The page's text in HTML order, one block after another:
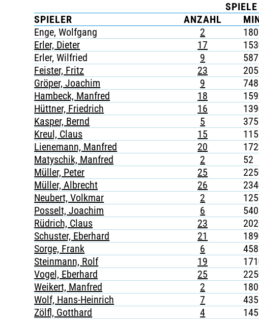
SPIELE
SPIELER
ANZAHL
Enge, Wolfgang
2 180
Erler, Dieter
17
Erler, Wilfried
9 587
Feister, Fritz
23
Gröper, Joachim
9 748
Hambeck, Manfred
18
Hüttner, Friedrich
16
Kasper, Bernd
5 375
Kreul, Claus
15
Lienemann, Manfred
20
Matyschik, Manfred
2 52
Müller, Peter
25
Müller, Albrecht
26
Neubert, Volkmar
2 125
Posselt, Joachim
6 540
Rüdrich, Claus
23
Schuster, Eberhard
21
Sorge, Frank
6 458
Steinmann, Rolf
19
Vogel, Eberhard
25
Weikert, Manfred
2 180
Wolf, Hans-Heinrich
7 435
Zölfl, Gotthard
4 145